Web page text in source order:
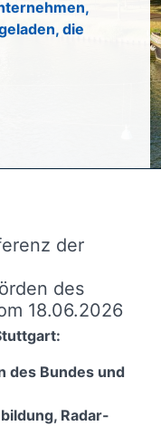
die
in
Die
der
des
18.06.2026
des Bundes und
Radar-